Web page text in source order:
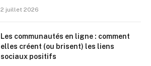
2 juillet 2026
Les communautés en ligne : comment
elles créent (ou brisent) les liens
sociaux positifs